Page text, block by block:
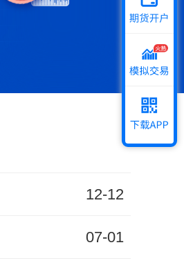
12-12
07-01